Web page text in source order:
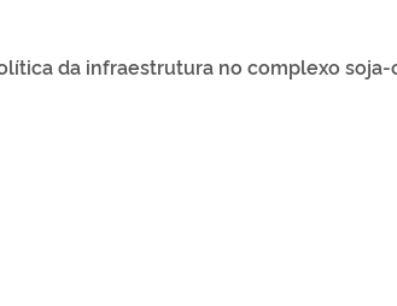
da infraestrutura no complexo